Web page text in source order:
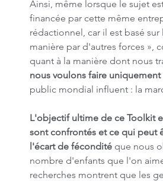
Ainsi, même lorsque le sujet
financée par cette même
rédactionnel, car il est basé
manière par d'autres forces »,
quant à la manière dont nous
nous voulons faire
public mondial influent : la
L'objectif ultime de ce Toolkit
sont confrontés et ce qui peut
l'écart de fécondité que nous
nombre d'enfants que l'on
recherches montrent que les